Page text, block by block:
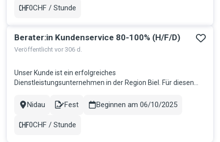
Persön...
Gehalt
0CHF / Stunde
Berater:in Kundenservice 80-100% (H/F/D)
Veröffentlicht vor 306 d.
Unser Kunde ist ein erfolgreiches
Dienstleistungsunternehmen in der Region Biel. Für diesen
Persönlichkeit. Deine Aufgaben Du bist die erste
telefonische und schriftliche Anfragen mit Professionali...
Stadt
Nidau
Contract
Fest Beginnen am 06/10/2025
Gehalt
0CHF / Stunde